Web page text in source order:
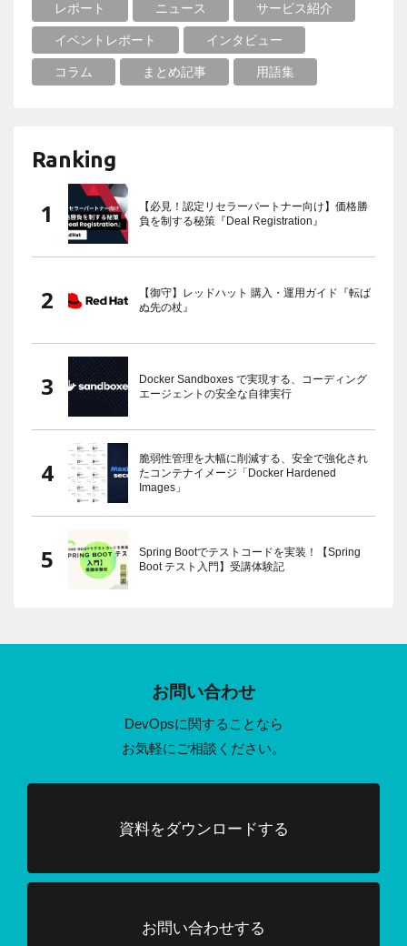
レポート ニュース サービス紹介
イベントレポート インタビュー
コラム まとめ記事 用語集
Ranking
【必見！認定リセラーパートナー向け】価格勝
負を制する秘策『Deal Registration』
【御守】レッドハット 購入・運用ガイド『転ば
ぬ先の杖』
Docker Sandboxes で実現する、コーディング
エージェントの安全な自律実行
脆弱性管理を大幅に削減する、安全で強化され
たコンテナイメージ「Docker Hardened
Images」
Spring Bootでテストコードを実装！【Spring
Boot テスト入門】受講体験記
お問い合わせ
DevOpsに関することなら
お気軽にご相談ください。
資料をダウンロードする
お問い合わせする